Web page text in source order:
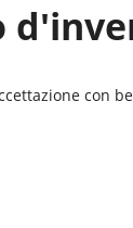
con